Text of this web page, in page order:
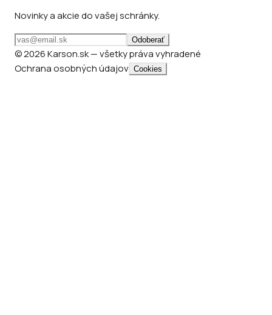
Novinky a akcie do vašej schránky.
Odoberať
© 2026 Karson.sk — všetky práva vyhradené
Ochrana osobných údajov Cookies